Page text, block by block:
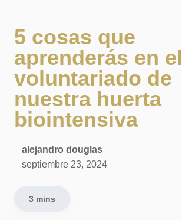
5 cosas que
aprenderás en el
voluntariado de
nuestra huerta
biointensiva
alejandro douglas
septiembre 23, 2024
3 mins